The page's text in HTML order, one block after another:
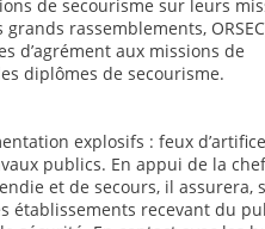
de secourisme sur leurs
rassemblements,
d’agrément aux missions de
diplômes de secourisme.
explosifs : feux
publics. En appui de la
et de secours, il assurera,
établissements recevant du